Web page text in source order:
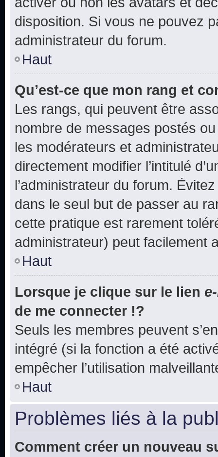
disposition. Si vous ne pouvez
administrateur du forum.
Haut
Qu’est-ce que mon rang et
Les rangs, qui peuvent être
nombre de messages postés
les modérateurs et
directement modifier l’intitulé
l’administrateur du forum.
dans le seul but de passer au
cette pratique est rarement
administrateur) peut facilement
Haut
Lorsque je clique sur le lien
de me connecter !?
Seuls les membres peuvent
intégré (si la fonction a été
empêcher l’utilisation
Haut
Problèmes liés à la
Comment créer un nouveau